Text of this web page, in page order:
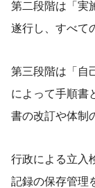
第二段階は「実
遂行し、すべて
第三段階は「自
によって手順書
書の改訂や体制
行政による立入
記録の保存管理